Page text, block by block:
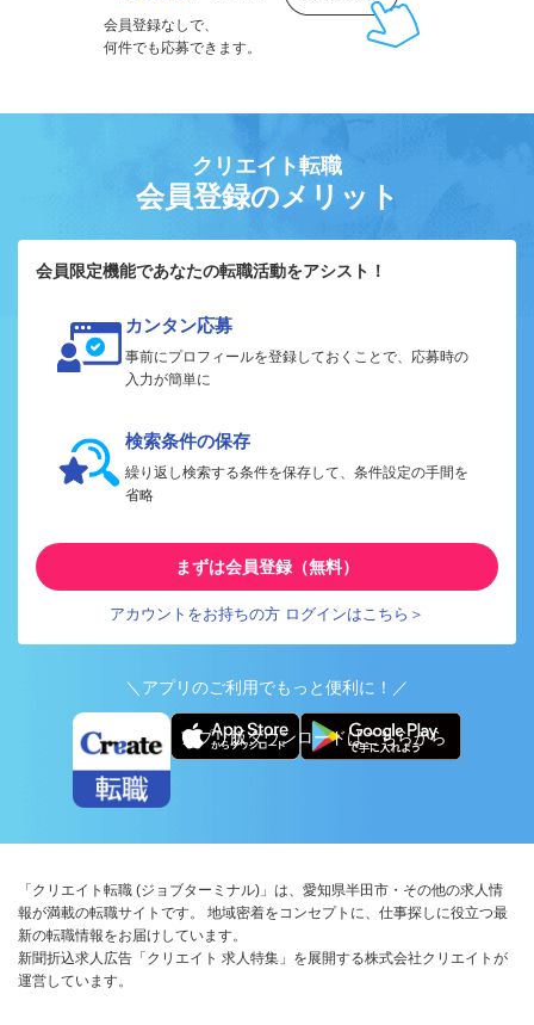
会員登録なしで、
何件でも応募できます。
クリエイト転職
会員登録のメリット
会員限定機能であなたの転職活動をアシスト！
カンタン応募
事前にプロフィールを登録しておくことで、応募時の
入力が簡単に
検索条件の保存
繰り返し検索する条件を保存して、条件設定の手間を
省略
まずは会員登録（無料）
アカウントをお持ちの方 ログインはこちら＞
＼アプリのご利用でもっと便利に！／
アプリ版ダウンロードはこちらから
「クリエイト転職 (ジョブターミナル)」は、愛知県半田市・その他の求人情
報が満載の転職サイトです。 地域密着をコンセプトに、仕事探しに役立つ最
新の転職情報をお届けしています。
新聞折込求人広告「クリエイト 求人特集」を展開する株式会社クリエイトが
運営しています。